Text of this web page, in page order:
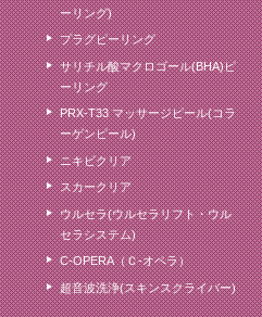
ーリング)
プラグピーリング
サリチル酸マクロゴール(BHA)ピ
ーリング
PRX-T33 マッサージピール(コラ
ーゲンピール)
ニキビクリア
スカークリア
ウルセラ(ウルセラリフト・ウル
セラシステム)
C-OPERA（Ｃ-オペラ）
超音波洗浄(スキンスクライバー)